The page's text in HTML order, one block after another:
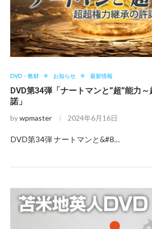
DVD・教材 お知らせ 最新情報
DVD第34弾「ナートマンと”超”能力
諾」
bywpmaster 2024年6月16日
DVD第34弾 ナートマンと&#8…